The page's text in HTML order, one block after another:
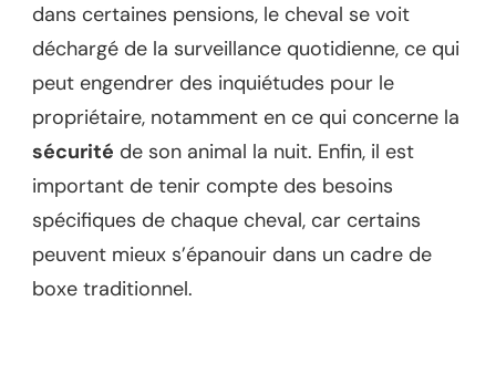
dans certaines pensions, le cheval se voit
déchargé de la surveillance quotidienne, ce qui
peut engendrer des inquiétudes pour le
propriétaire, notamment en ce qui concerne la
sécurité de son animal la nuit. Enfin, il est
important de tenir compte des besoins
spécifiques de chaque cheval, car certains
peuvent mieux s’épanouir dans un cadre de
boxe traditionnel.